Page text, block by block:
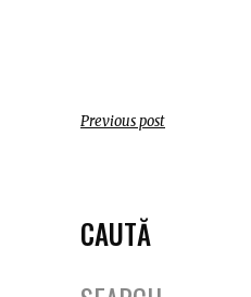
Previous post
CAUTĂ
Search